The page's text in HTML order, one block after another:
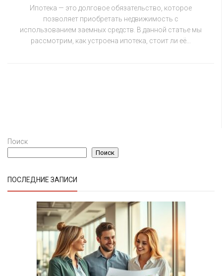
Ипотека — это долговое обязательство, которое
позволяет приобретать недвижимость с
использованием заемных средств. В данной статье мы
рассмотрим, как устроена ипотека, стоит ли её...
Поиск
Поиск
ПОСЛЕДНИЕ ЗАПИСИ